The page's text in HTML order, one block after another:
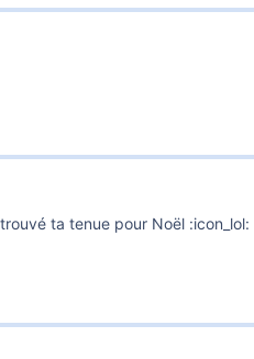
ta tenue pour Noël :icon_lol: